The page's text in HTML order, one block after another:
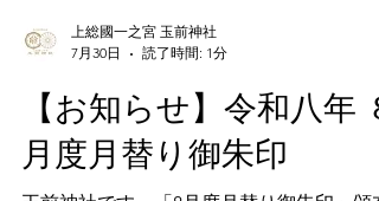
上総國一之宮 玉前神社
7月30日
読了時間: 1分